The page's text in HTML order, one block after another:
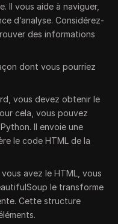
Il vous aide à naviguer,
d’analyse. Considérez-
des informations
dont vous pourriez
vous devez obtenir le
cela, vous pouvez
Il envoie une
le code HTML de la
avez le HTML, vous
le transforme
Cette structure